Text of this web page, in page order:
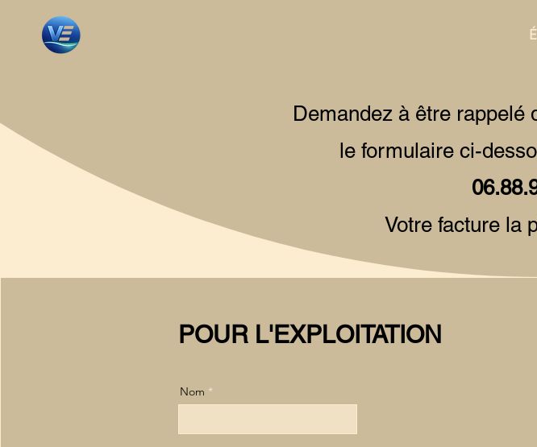
Demandez à être rappelé
le formulaire ci-
Votre facture la
POUR L'EXPLOITATION
Nom